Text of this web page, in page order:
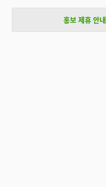
홍보 제휴 안내